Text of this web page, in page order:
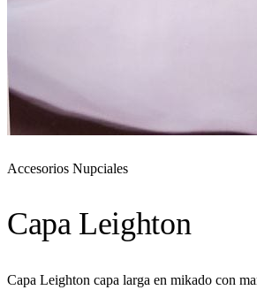
Accesorios Nupciales
Capa Leighton
Capa Leighton capa larga en mikado con